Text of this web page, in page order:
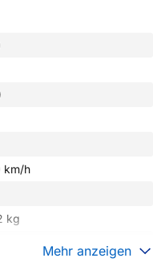
km/h
kg
Mehr anzeigen